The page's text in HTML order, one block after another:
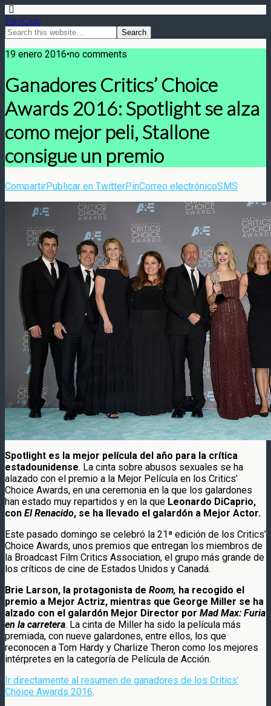
FilmClub
19 enero 2016•no comments
Ganadores Critics’ Choice
Awards 2016: Spotlight se alza
como mejor peli, Stallone
consigue un premio
CompartirPublicar en TwitterPinCorreo electrónicoSMS
Spotlight es la mejor película del año para la crítica
estadounidense. La cinta sobre abusos sexuales se ha
alazado con el premio a la Mejor Película en los Critics’
Choice Awards, en una ceremonia en la que los galardones
han estado muy repartidos y en la que Leonardo DiCaprio,
con El Renacido, se ha llevado el galardón a Mejor Actor.
Este pasado domingo se celebró la 21ª edición de los Critics’
Choice Awards, unos premios que entregan los miembros de
la Broadcast Film Critics Association, el grupo más grande de
los críticos de cine de Estados Unidos y Canadá.
Brie Larson, la protagonista de Room, ha recogido el
premio a Mejor Actriz, mientras que George Miller se ha
alzado con el galardón Mejor Director por Mad Max: Furia
en la carretera. La cinta de Miller ha sido la película más
premiada, con nueve galardones, entre ellos, los que
reconocen a Tom Hardy y Charlize Theron como los mejores
intérpretes en la categoría de Película de Acción.
Ir directamente al resumen de ganadores de los Critics’
Choice Awards 2016.